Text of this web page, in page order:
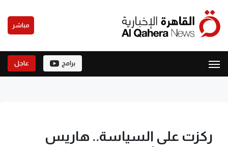
مباشر
برامج عاجل
ركزت على السياسة.. هاريس